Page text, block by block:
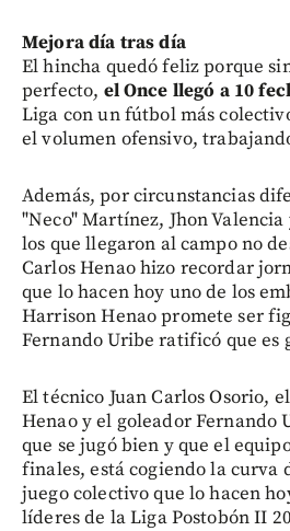
Mejora día tras día
El hincha quedó feliz porque
perfecto, el Once llegó a 10
Liga con un fútbol más
el volumen ofensivo,
Además, por circunstancias
"Neco" Martínez, Jhon
los que llegaron al campo no
Carlos Henao hizo recordar
que lo hacen hoy uno de los
Harrison Henao promete ser
Fernando Uribe ratificó que es
El técnico Juan Carlos Osorio,
Henao y el goleador Fernando
que se jugó bien y que el
finales, está cogiendo la curva
juego colectivo que lo hacen
líderes de la Liga Postobón II